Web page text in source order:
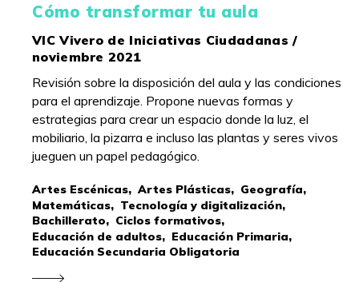
Cómo transformar tu aula
VIC Vivero de Iniciativas Ciudadanas /
noviembre 2021
Revisión sobre la disposición del aula y las condiciones
para el aprendizaje. Propone nuevas formas y
estrategias para crear un espacio donde la luz, el
mobiliario, la pizarra e incluso las plantas y seres vivos
jueguen un papel pedagógico.
Artes Escénicas, Artes Plásticas, Geografía,
Matemáticas, Tecnología y digitalización,
Bachillerato, Ciclos formativos,
Educación de adultos, Educación Primaria,
Educación Secundaria Obligatoria